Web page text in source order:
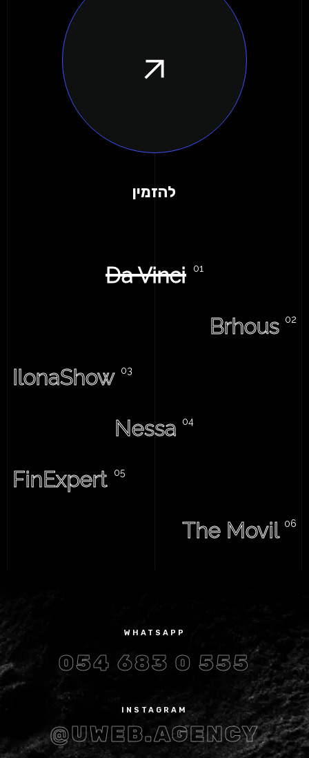
להזמין
Da Vinci
Brhous
IlonaShow
Nessa
FinExpert
The Movil
WHATSAPP
054 683 0 555
INSTAGRAM
@UWEB.AGENCY